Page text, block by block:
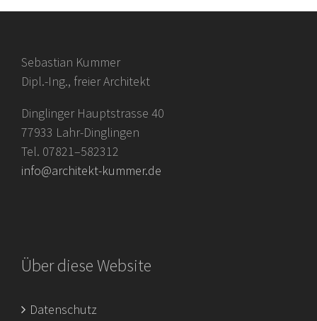
Sebastian Kummer
Dipl.-Ing., freier Architekt
Dinglinger Hauptstrasse 40
77933 Lahr-Dinglingen
Tel. 07821–582312
info@architekt-kummer.de
Über diese Website
Datenschutz